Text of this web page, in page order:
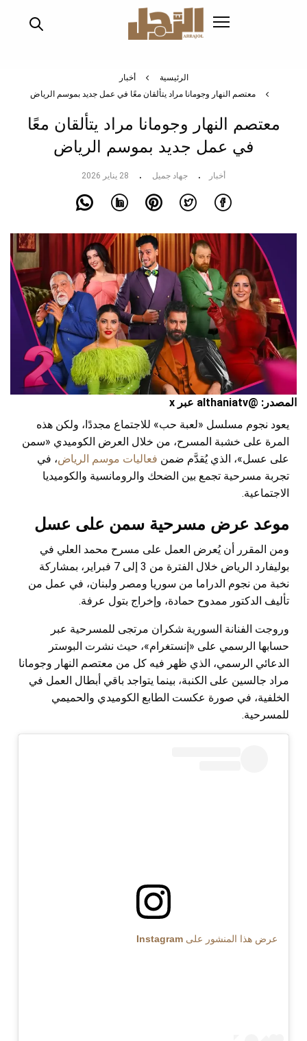
الرئيسية
أخبار
معتصم النهار وجومانا مراد يتألقان معًا في عمل جديد بموسم الرياض
معتصم النهار وجومانا مراد يتألقان معًا
في عمل جديد بموسم الرياض
أخبار جهاد جميل 28 يناير 2026
المصدر: @althaniatv عبر x
يعود نجوم مسلسل «لعبة حب» للاجتماع مجددًا، ولكن هذه
المرة على خشبة المسرح، من خلال العرض الكوميدي «سمن
على عسل»، الذي يُقدَّم ضمن فعاليات موسم الرياض، في
تجربة مسرحية تجمع بين الضحك والرومانسية والكوميديا
الاجتماعية.
موعد عرض مسرحية سمن على عسل
ومن المقرر أن يُعرض العمل على مسرح محمد العلي في
بوليفارد الرياض خلال الفترة من 3 إلى 7 فبراير، بمشاركة
نخبة من نجوم الدراما من سوريا ومصر ولبنان، في عمل من
تأليف الدكتور ممدوح حمادة، وإخراج بتول عرفة.
وروجت الفنانة السورية شكران مرتجى للمسرحية عبر
حسابها الرسمي على «إنستغرام»، حيث نشرت البوستر
الدعائي الرسمي، الذي ظهر فيه كل من معتصم النهار وجومانا
مراد جالسين على الكنبة، بينما يتواجد باقي أبطال العمل في
الخلفية، في صورة عكست الطابع الكوميدي والحميمي
للمسرحية.
عرض هذا المنشور على Instagram